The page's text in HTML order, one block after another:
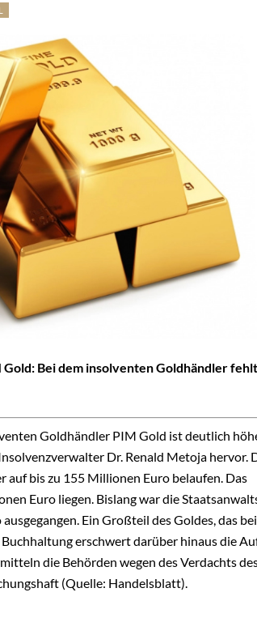
Bei dem insolventen Goldhändler
Goldhändler PIM Gold ist deutlich
Dr. Renald Metoja hervor.
bis zu 155 Millionen Euro belaufen. Das
Euro liegen. Bislang war die
Ein Großteil des Goldes, das
erschwert darüber hinaus die
die Behörden wegen des Verdachts
(Quelle: Handelsblatt).